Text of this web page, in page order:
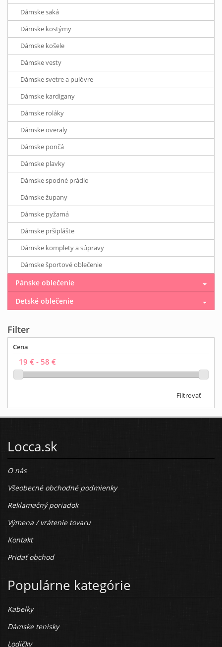
Dámske saká
Dámske kostýmy
Dámske košele
Dámske vesty
Dámske svetre a pulóvre
Dámske kardigany
Dámske roláky
Dámske overaly
Dámske pončá
Dámske plavky
Dámske spodné prádlo
Dámske župany
Dámske pyžamá
Dámske pršiplášte
Dámske komplety a súpravy
Dámske športové oblečenie
Pánske oblečenie
Detské oblečenie
Filter
Cena
Filtrovať
Locca.sk
O nás
Všeobecné obchodné podmienky
Reklamačný poriadok
Výmena / vrátenie tovaru
Kontakt
Pridať obchod
Populárne kategórie
Kabelky
Dámske tenisky
Lodičky